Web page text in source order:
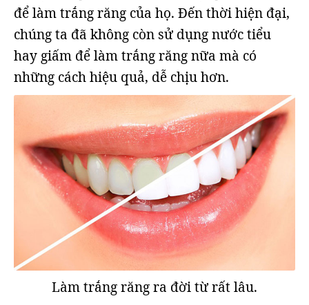
để làm trắng răng của họ. Đến thời hiện đại,
chúng ta đã không còn sử dụng nước tiểu
hay giấm để làm trắng răng nữa mà có
những cách hiệu quả, dễ chịu hơn.
Làm trắng răng ra đời từ rất lâu.